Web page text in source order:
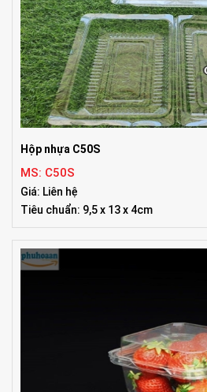
Hộp nhựa C50S
MS: C50S
Giá: Liên hệ
Tiêu chuẩn: 9,5 x 13 x 4cm